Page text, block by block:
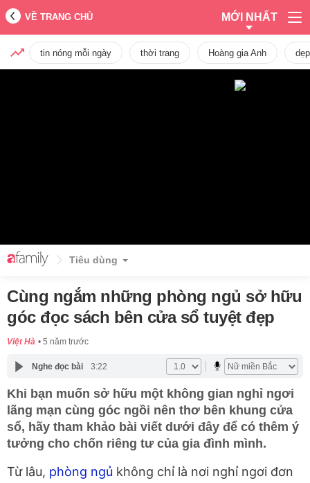
VỀ TRANG CHỦ MỚI NHẤT
tin nóng mỗi ngày thời trang Hoàng gia Anh dẹp
Tiêu dùng
Cùng ngắm những phòng ngủ sở hữu
góc đọc sách bên cửa sổ tuyệt đẹp
Việt Hà 5 năm trước
Nghe đọc bài 3:22
Khi bạn muốn sở hữu một không gian nghỉ ngơi
lãng mạn cùng góc ngồi nên thơ bên khung cửa
sổ, hãy tham khảo bài viết dưới đây để có thêm ý
tưởng cho chốn riêng tư của gia đình mình.
Từ lâu, phòng ngủ không chỉ là nơi nghỉ ngơi đơn